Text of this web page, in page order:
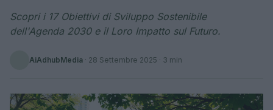
Scopri i 17 Obiettivi di Sviluppo Sostenibile
dell'Agenda 2030 e il Loro Impatto sul Futuro.
AiAdhubMedia · 28 Settembre 2025 · 3 min